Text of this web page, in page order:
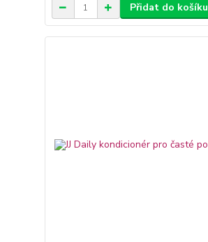
Přidat do košíku